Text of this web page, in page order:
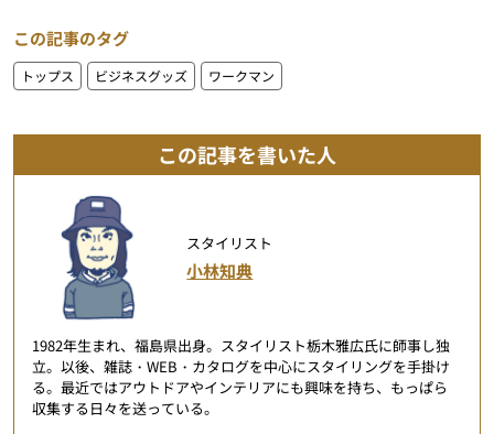
この記事のタグ
トップス ビジネスグッズ ワークマン
この記事を書いた人
スタイリスト
小林知典
1982年生まれ、福島県出身。スタイリスト栃木雅広氏に師事し独
立。以後、雑誌・WEB・カタログを中心にスタイリングを手掛け
る。最近ではアウトドアやインテリアにも興味を持ち、もっぱら
収集する日々を送っている。